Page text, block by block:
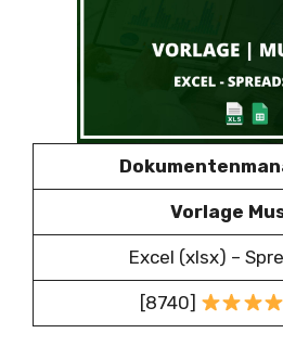
Vorlage
Excel (xlsx) –
[8740]